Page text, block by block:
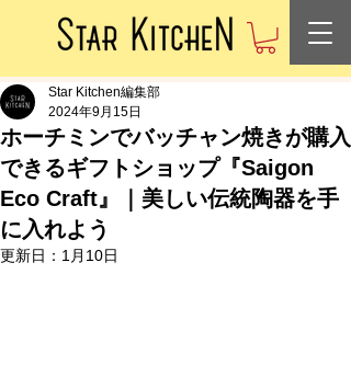
ホーチミンでバッチャン焼きが購入
できるギフトショップ『Saigon
Eco Craft』｜美しい伝統陶器を手
に入れよう
Star Kitchen編集部
2024年9月15日
更新日： 1月10日